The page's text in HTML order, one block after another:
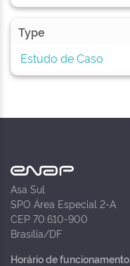
Type
Estudo de Caso
Asa Sul
SPO Área Especial 2-A
CEP 70.610-900
Brasília/DF
Horário de funcionamento